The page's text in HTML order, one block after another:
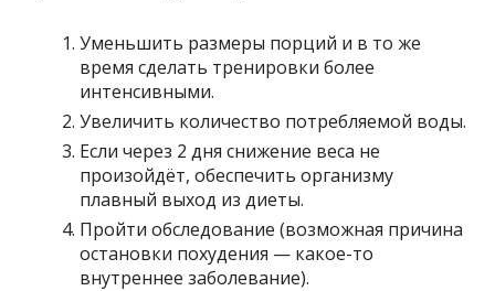
Уменьшить размеры порций и в то же
время сделать тренировки более
интенсивными.
Увеличить количество потребляемой воды.
Если через 2 дня снижение веса не
произойдёт, обеспечить организму
плавный выход из диеты.
Пройти обследование (возможная причина
остановки похудения — какое-то
внутреннее заболевание).